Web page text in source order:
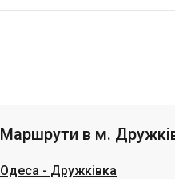
Маршрути в м.
Одеса - Дружківка